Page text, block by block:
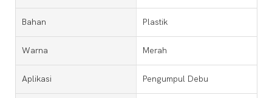
Bahan Plastik
Warna Merah
Aplikasi Pengumpul Debu